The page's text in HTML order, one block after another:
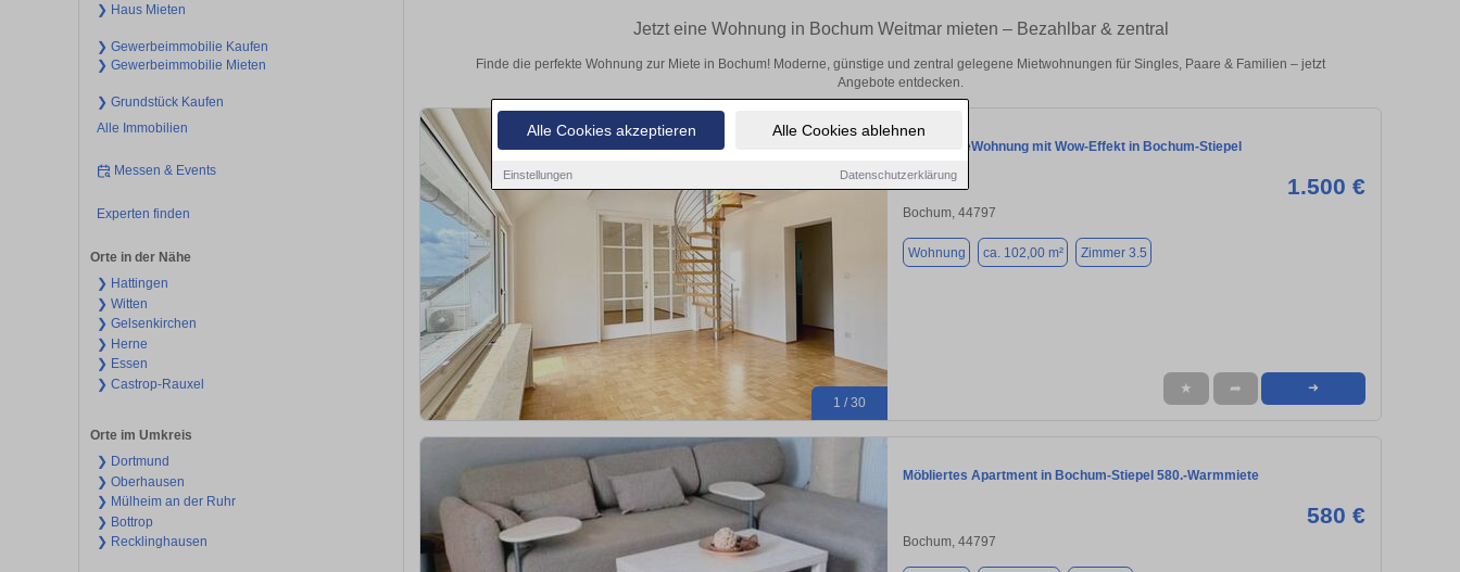
Alle Cookies akzeptieren Alle Cookies ablehnen
Einstellungen Datenschutzerklärung
❯ Haus Mieten
❯ Gewerbeimmobilie Kaufen
❯ Gewerbeimmobilie Mieten
❯ Grundstück Kaufen
Alle Immobilien
Messen & Events
Experten finden
Orte in der Nähe
❯ Hattingen
❯ Witten
❯ Gelsenkirchen
❯ Herne
❯ Essen
❯ Castrop-Rauxel
Orte im Umkreis
❯ Dortmund
❯ Oberhausen
❯ Mülheim an der Ruhr
❯ Bottrop
❯ Recklinghausen
Jetzt eine Wohnung in Bochum Weitmar mieten – Bezahlbar & zentral
Finde die perfekte Wohnung zur Miete in Bochum! Moderne, günstige und zentral gelegene Mietwohnungen für Singles, Paare & Familien – jetzt
Angebote entdecken.
1 / 30
MaisonetteWohnung mit Wow-Effekt in Bochum-Stiepel
1.500 €
Bochum, 44797
Wohnung ca. 102,00 m² Zimmer 3.5
★ ➦ ➜
Möbliertes Apartment in Bochum-Stiepel 580.-Warmmiete
580 €
Bochum, 44797